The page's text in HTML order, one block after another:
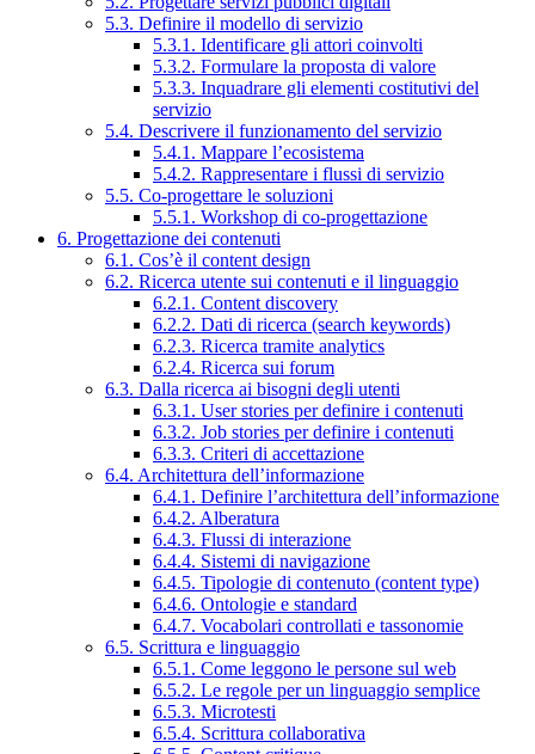
5.3. Definire il modello di servizio
5.3.1. Identificare gli attori coinvolti
5.3.2. Formulare la proposta di valore
5.3.3. Inquadrare gli elementi costitutivi del
servizio
5.4. Descrivere il funzionamento del servizio
5.4.1. Mappare l’ecosistema
5.4.2. Rappresentare i flussi di servizio
5.5. Co-progettare le soluzioni
5.5.1. Workshop di co-progettazione
6. Progettazione dei contenuti
6.1. Cos’è il content design
6.2. Ricerca utente sui contenuti e il linguaggio
6.2.1. Content discovery
6.2.2. Dati di ricerca (search keywords)
6.2.3. Ricerca tramite analytics
6.2.4. Ricerca sui forum
6.3. Dalla ricerca ai bisogni degli utenti
6.3.1. User stories per definire i contenuti
6.3.2. Job stories per definire i contenuti
6.3.3. Criteri di accettazione
6.4. Architettura dell’informazione
6.4.1. Definire l’architettura dell’informazione
6.4.2. Alberatura
6.4.3. Flussi di interazione
6.4.4. Sistemi di navigazione
6.4.5. Tipologie di contenuto (content type)
6.4.6. Ontologie e standard
6.4.7. Vocabolari controllati e tassonomie
6.5. Scrittura e linguaggio
6.5.1. Come leggono le persone sul web
6.5.2. Le regole per un linguaggio semplice
6.5.3. Microtesti
6.5.4. Scrittura collaborativa